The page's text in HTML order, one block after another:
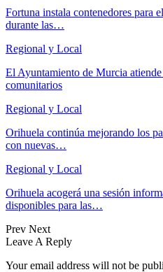
Fortuna instala contenedores para
durante las…
Regional y Local
El Ayuntamiento de Murcia
comunitarios
Regional y Local
Orihuela continúa mejorando los
con nuevas…
Regional y Local
Orihuela acogerá una sesión
disponibles para las…
Prev Next
Leave A Reply
Your email address will not be